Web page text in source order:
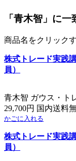
「青木智」に
商品名をクリック
株式トレード実践
員）
青木智 ガウス・ト
29,700円 国内送料
かごに入れる
株式トレード実践
員）